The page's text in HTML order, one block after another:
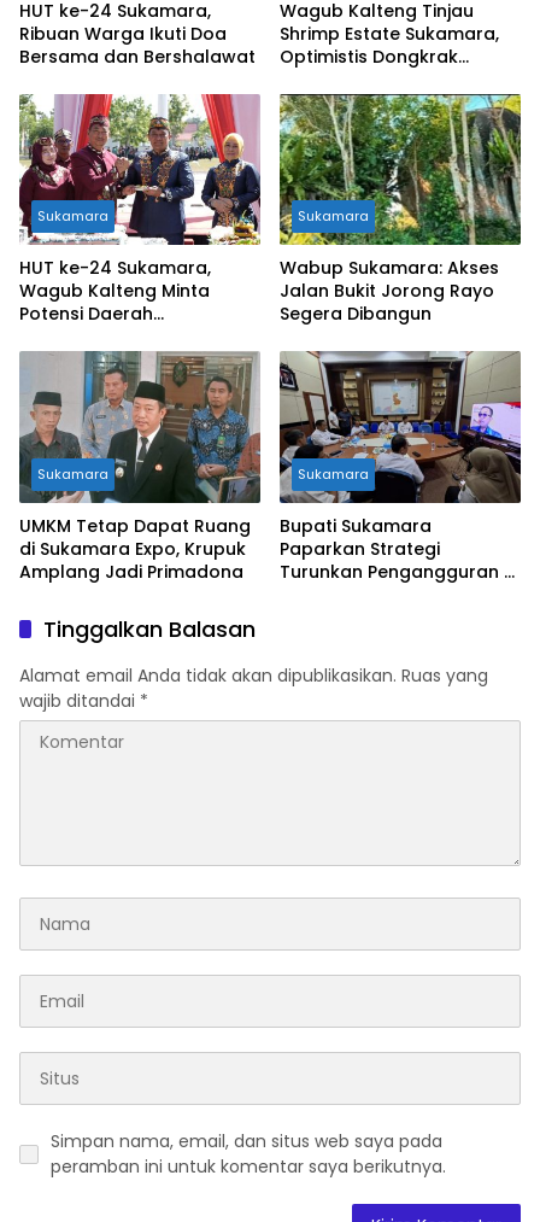
HUT ke-24 Sukamara,
Ribuan Warga Ikuti Doa
Bersama dan Bershalawat
Wagub Kalteng Tinjau
Shrimp Estate Sukamara,
Optimistis Dongkrak
Sukamara
HUT ke-24 Sukamara,
Wagub Kalteng Minta
Potensi Daerah
Sukamara
Wabup Sukamara: Akses
Jalan Bukit Jorong Rayo
Segera Dibangun
Sukamara
UMKM Tetap Dapat Ruang
di Sukamara Expo, Krupuk
Amplang Jadi Primadona
Sukamara
Bupati Sukamara
Paparkan Strategi
Turunkan Pengangguran di
Tinggalkan Balasan
Alamat email Anda tidak akan dipublikasikan. Ruas yang
wajib ditandai *
Simpan nama, email, dan situs web saya pada
peramban ini untuk komentar saya berikutnya.